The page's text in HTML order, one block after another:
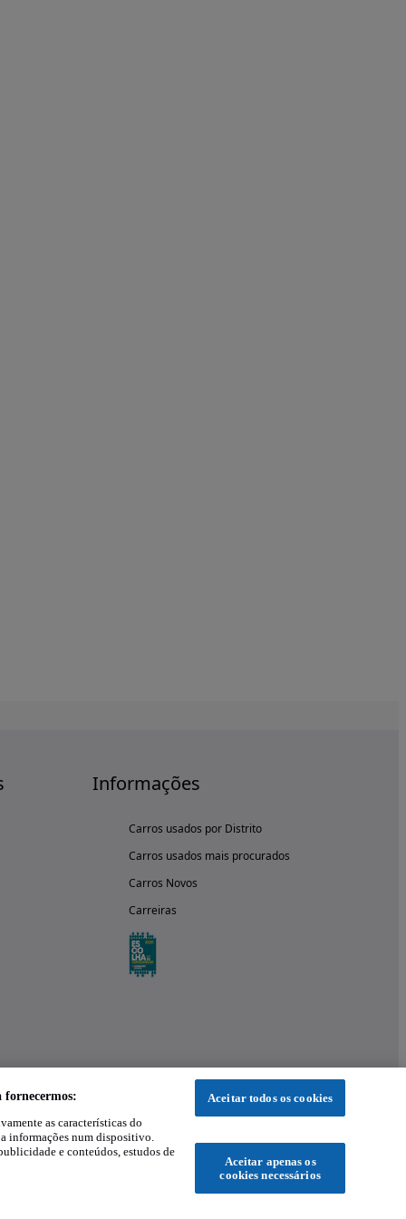
Informações
Carros usados por Distrito
Carros usados mais procurados
Carros Novos
Carreiras
fornecermos:
as características do
informações num dispositivo.
e conteúdos, estudos de
Aceitar todos os cookies
Aceitar apenas os
cookies necessários